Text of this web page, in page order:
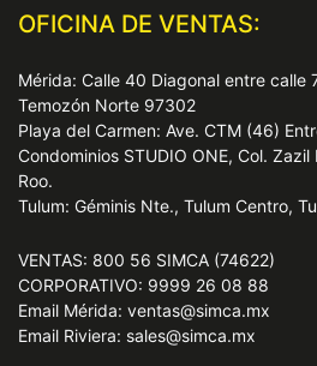
OFICINA DE VENTAS:
Mérida: Calle 40 Diagonal entre calle
Temozón Norte 97302
Playa del Carmen: Ave. CTM (46)
Condominios STUDIO ONE, Col.
Roo.
Tulum: Géminis Nte., Tulum Centro,
VENTAS: 800 56 SIMCA (74622)
CORPORATIVO: 9999 26 08 88
Email Mérida: ventas@simca.mx
Email Riviera: sales@simca.mx